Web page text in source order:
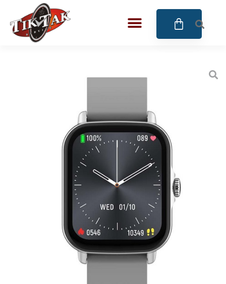
CANGO & RINALDI
CANGO & RINALDI CHARM
CANGO&RINALDI KARÓRÁK